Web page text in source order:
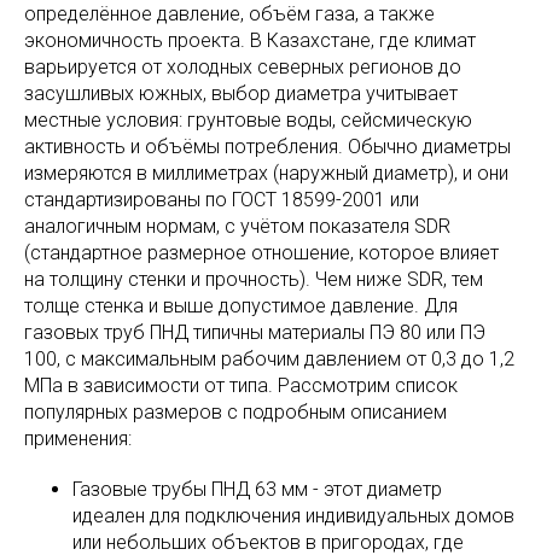
определённое давление, объём газа, а также
экономичность проекта. В Казахстане, где климат
варьируется от холодных северных регионов до
засушливых южных, выбор диаметра учитывает
местные условия: грунтовые воды, сейсмическую
активность и объёмы потребления. Обычно диаметры
измеряются в миллиметрах (наружный диаметр), и они
стандартизированы по ГОСТ 18599-2001 или
аналогичным нормам, с учётом показателя SDR
(стандартное размерное отношение, которое влияет
на толщину стенки и прочность). Чем ниже SDR, тем
толще стенка и выше допустимое давление. Для
газовых труб ПНД типичны материалы ПЭ 80 или ПЭ
100, с максимальным рабочим давлением от 0,3 до 1,2
МПа в зависимости от типа. Рассмотрим список
популярных размеров с подробным описанием
применения:
Газовые трубы ПНД 63 мм - этот диаметр
идеален для подключения индивидуальных домов
или небольших объектов в пригородах, где